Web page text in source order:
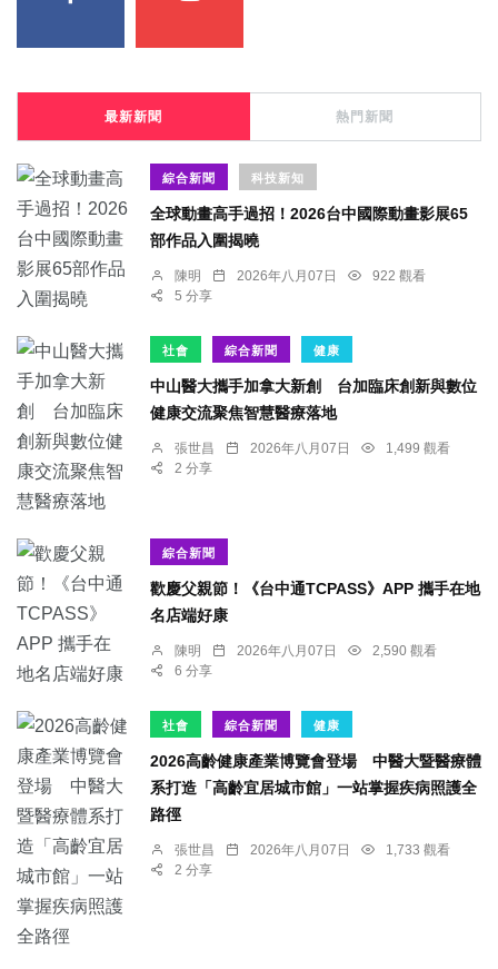
最新新聞 熱門新聞
綜合新聞 科技新知
全球動畫高手過招！2026台中國際動畫影展65
部作品入圍揭曉
陳明 2026年八月07日
922 觀看
5 分享
社會 綜合新聞 健康
中山醫大攜手加拿大新創 台加臨床創新與數位
健康交流聚焦智慧醫療落地
張世昌 2026年八月07日
1,499 觀看
2 分享
綜合新聞
歡慶父親節！《台中通TCPASS》APP 攜手在地
名店端好康
陳明 2026年八月07日
2,590 觀看
6 分享
社會 綜合新聞 健康
2026高齡健康產業博覽會登場 中醫大暨醫療體
系打造「高齡宜居城市館」一站掌握疾病照護全
路徑
張世昌 2026年八月07日
1,733 觀看
2 分享